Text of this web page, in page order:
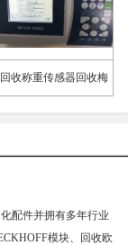
回收称重传感器回收梅
特勒称重传感器回收
配件并拥有多年行业
模块、回收欧